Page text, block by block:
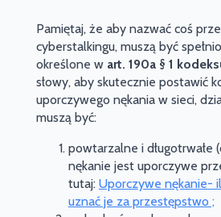
Pamiętaj, że aby nazwać coś
cyberstalkingu, muszą być
określone w art. 190a § 1
słowy, aby skutecznie postawić
uporczywego nękania w sieci,
muszą być:
powtarzalne i długotrwałe
nękanie jest uporczywe
tutaj: Uporczywe nękanie-
uznać je za przestępstwo ;